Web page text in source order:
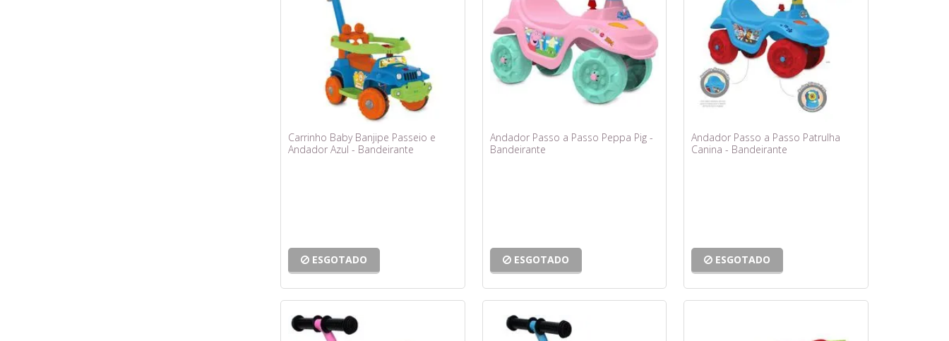
Carrinho Baby Banjipe Passeio e
Andador Azul - Bandeirante
ESGOTADO
Andador Passo a Passo Peppa Pig -
Bandeirante
ESGOTADO
Andador Passo a Passo Patrulha
Canina - Bandeirante
ESGOTADO